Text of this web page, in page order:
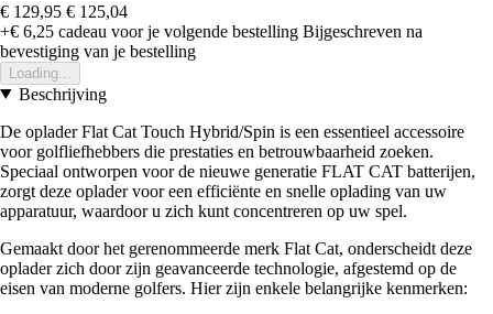
€ 129,95 € 125,04
+€ 6,25 cadeau voor je volgende bestelling Bijgeschreven na
bevestiging van je bestelling
Loading...
Beschrijving
De oplader Flat Cat Touch Hybrid/Spin is een essentieel accessoire
voor golfliefhebbers die prestaties en betrouwbaarheid zoeken.
Speciaal ontworpen voor de nieuwe generatie FLAT CAT batterijen,
zorgt deze oplader voor een efficiënte en snelle oplading van uw
apparatuur, waardoor u zich kunt concentreren op uw spel.
Gemaakt door het gerenommeerde merk Flat Cat, onderscheidt deze
oplader zich door zijn geavanceerde technologie, afgestemd op de
eisen van moderne golfers. Hier zijn enkele belangrijke kenmerken: